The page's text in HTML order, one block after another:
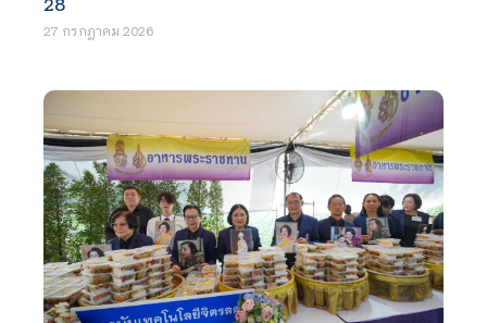
27 กรกฎาคม 2026